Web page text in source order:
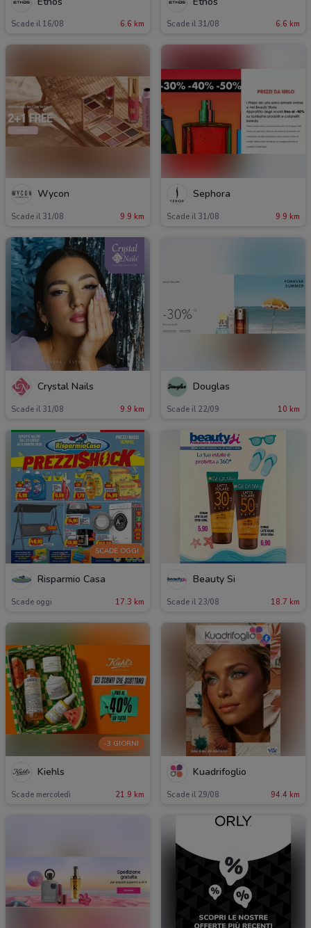
Scade il 16/08 6.6 km Scade il 31/08 6.6 km
Wycon
Scade il 31/08 9.9 km
Sephora
Scade il 31/08 9.9 km
Crystal Nails
Scade il 31/08 9.9 km
Douglas
Scade il 22/09 10 km
SCADE OGGI
Risparmio Casa
Scade oggi 17.3 km
Beauty Si
Scade il 23/08 18.7 km
-3 GIORNI
Kiehls
Scade mercoledì 21.9 km
Kuadrifoglio
Scade il 29/08 94.4 km